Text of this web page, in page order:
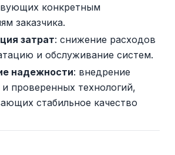
конкретным
заказчика.
затрат: снижение расходов
и обслуживание систем.
надежности: внедрение
проверенных технологий,
стабильное качество